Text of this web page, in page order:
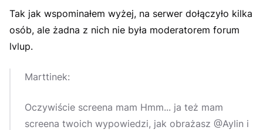
Tak jak wspominałem wyżej, na serwer dołączyło kilka
osób, ale żadna z nich nie była moderatorem forum
lvlup.
Marttinek:
Oczywiście screena mam Hmm... ja też mam
screena twoich wypowiedzi, jak obrażasz @Aylin i